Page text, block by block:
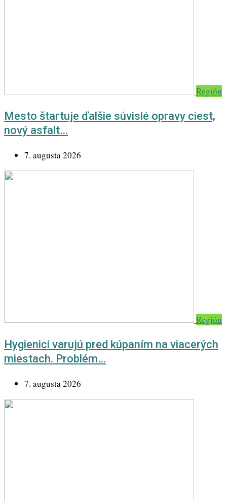
Región
Mesto štartuje ďalšie súvislé opravy ciest,
nový asfalt…
7. augusta 2026
Región
Hygienici varujú pred kúpaním na viacerých
miestach. Problém…
7. augusta 2026